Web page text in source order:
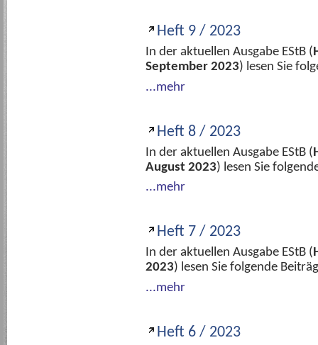
Heft 9 / 2023
In der aktuellen Ausgabe EStB (
September 2023) lesen Sie
...mehr
Heft 8 / 2023
In der aktuellen Ausgabe EStB (
August 2023) lesen Sie
...mehr
Heft 7 / 2023
In der aktuellen Ausgabe EStB (
2023) lesen Sie folgende
...mehr
Heft 6 / 2023